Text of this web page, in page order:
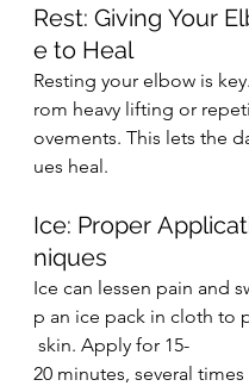
Rest: Giving Your
e to Heal
Resting your elbow is
rom heavy lifting or
ovements. This lets the
ues heal.
Ice: Proper
niques
Ice can lessen pain and
p an ice pack in cloth to
skin. Apply for 15-
20 minutes, several times